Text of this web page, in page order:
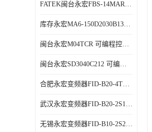
FATEK闽台永宏FBS-14MAR2-AC 可编程控制器 售后有保障
库存永宏MA6-150D2030B13B26 可编程控制器 技术服务
闽台永宏M04TCR 可编程控制器 代理商销售
闽台永宏SD3040C212 可编程控制器 厂家销售
合肥永宏变频器FID-B20-4T1.5G 代理商销售
武汉永宏变频器FID-B20-2S1.5G 厂家销售
无锡永宏变频器FID-B10-2S2.2G 代理商销售